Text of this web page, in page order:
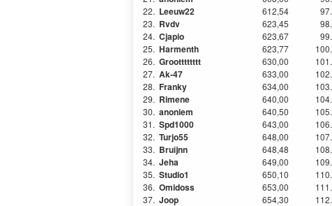
22. Leeuw22
612,54
23. Rvdv
623,45
24. Cjapio
623,67
25. Harmenth
623,77
26. Grootttttttt
630,00
27. Ak-47
633,00
28. Franky
634,00
29. Rimene
640,00
30. anoniem
640,50
31. Spd1000
643,00
32. Turjo55
648,00
33. Bruijnn
648,48
34. Jeha
649,00
35. Studio1
650,10
36. Omidoss
653,00
37. Joop
654,30
97.
98.
99.
100.
101.
102.
103.
104.
105.
106.
107.
108.
109.
110.
111.
112.